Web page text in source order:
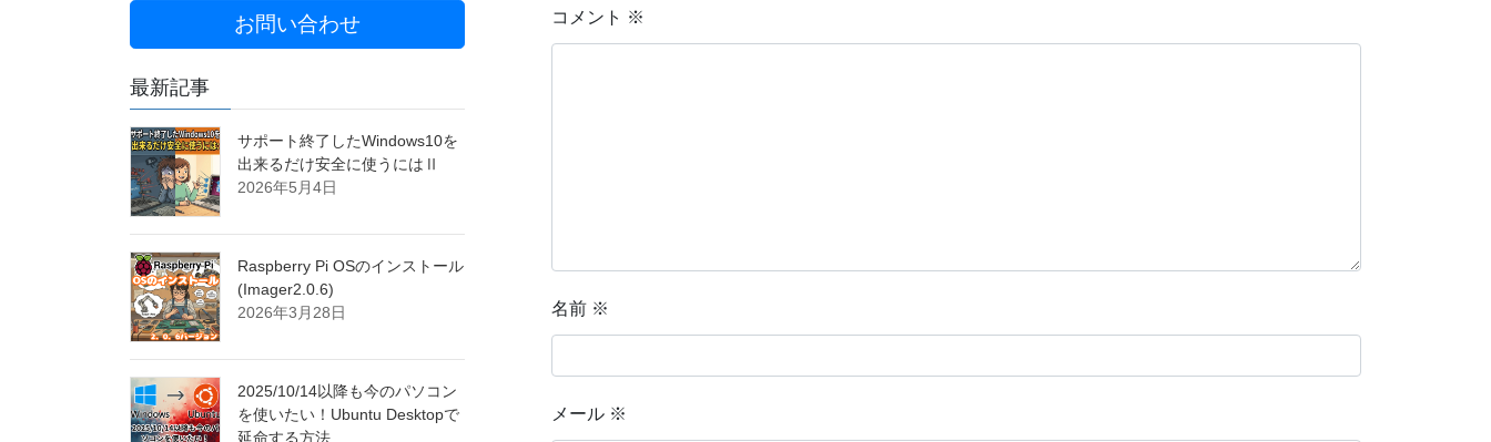
コメント ※
名前 ※
メール ※
お問い合わせ
最新記事
サポート終了したWindows10を
出来るだけ安全に使うにはⅡ
2026年5月4日
Raspberry Pi OSのインストール
(Imager2.0.6)
2026年3月28日
2025/10/14以降も今のパソコン
を使いたい！Ubuntu Desktopで
延命する方法